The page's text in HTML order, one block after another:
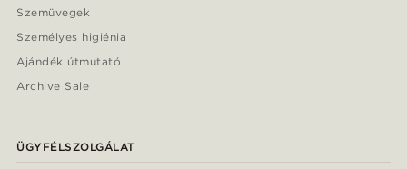
Szemüvegek
Személyes higiénia
Ajándék útmutató
Archive Sale
ÜGYFÉLSZOLGÁLAT